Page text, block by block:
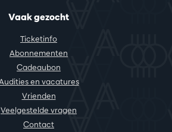
Vaak gezocht
Ticketinfo
Abonnementen
Cadeaubon
en vacatures
Vrienden
Veelgestelde vragen
Contact